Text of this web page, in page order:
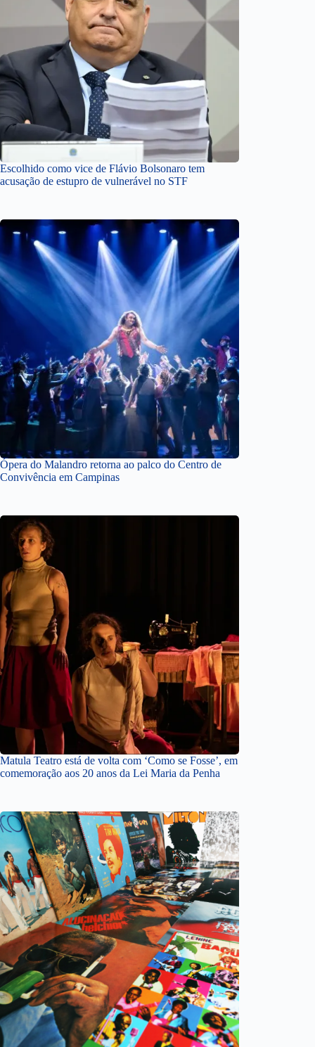
Escolhido como vice de Flávio Bolsonaro tem
acusação de estupro de vulnerável no STF
Ópera do Malandro retorna ao palco do Centro de
Convivência em Campinas
Matula Teatro está de volta com ‘Como se Fosse’, em
comemoração aos 20 anos da Lei Maria da Penha